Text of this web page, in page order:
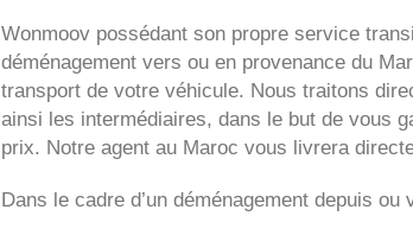
Wonmoov possédant son propre service
déménagement vers ou en provenance du
transport de votre véhicule. Nous traitons
ainsi les intermédiaires, dans le but de vous
prix. Notre agent au Maroc vous livrera
Dans le cadre d’un déménagement depuis